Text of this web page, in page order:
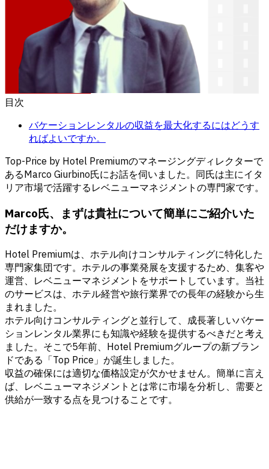
目次
バケーションレンタルの収益を最大化するにはどうす
ればよいですか。
Top-Price by Hotel Premiumのマネージングディレクターで
あるMarco Giurbino氏にお話を伺いました。同氏は主にイタ
リア市場で活躍するレベニューマネジメントの専門家です。
Marco氏、まずは貴社について簡単にご紹介いた
だけますか。
Hotel Premiumは、ホテル向けコンサルティングに特化した
専門家集団です。ホテルの事業発展を支援するため、集客や
運営、レベニューマネジメントをサポートしています。当社
のサービスは、ホテル経営や旅行業界での長年の経験から生
まれました。
ホテル向けコンサルティングと並行して、成長著しいバケー
ションレンタル業界にも知識や経験を提供するべきだと考え
ました。そこで5年前、Hotel Premiumグループの新ブラン
ドである「Top Price」が誕生しました。
収益の確保には適切な価格設定が欠かせません。簡単に言え
ば、レベニューマネジメントとは常に市場を分析し、需要と
供給が一致する点を見つけることです。